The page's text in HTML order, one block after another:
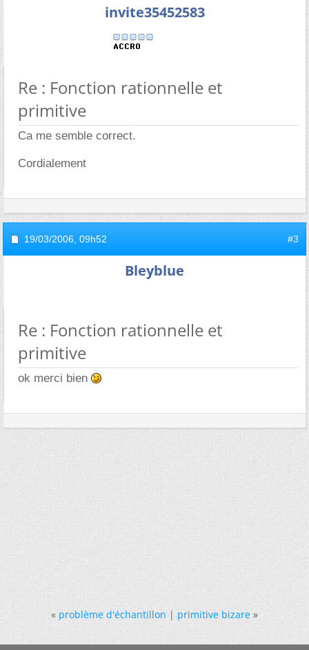
invite35452583
Re : Fonction rationnelle et
primitive
Ca me semble correct.
Cordialement
19/03/2006, 09h52 #3
Bleyblue
Re : Fonction rationnelle et
primitive
ok merci bien
« problème d'échantillon|primitive bizare »